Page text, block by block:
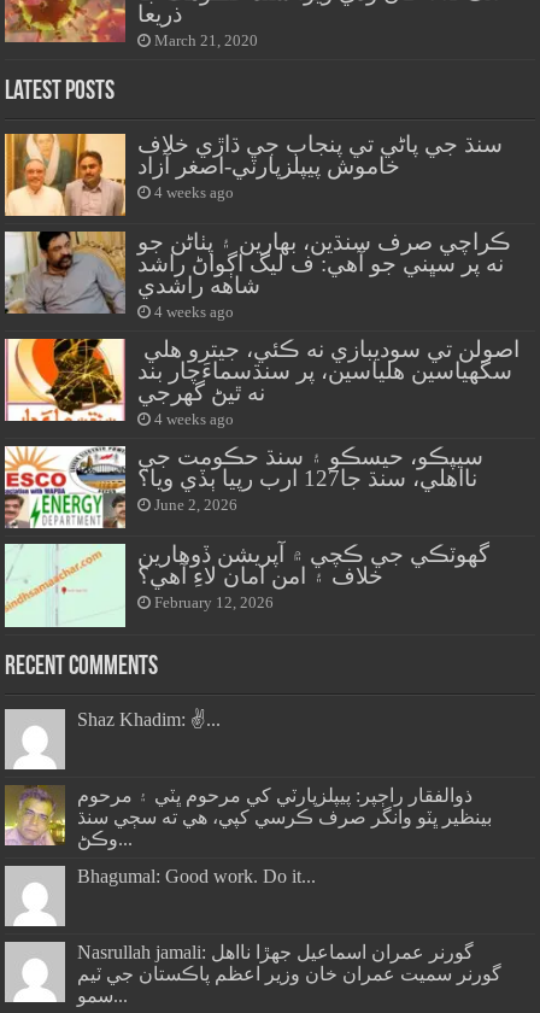
ذريعا
March 21, 2020
Latest Posts
سنڌ جي پاڻي تي پنجاب جي ڌاڙي خلاف
خاموش پيپلزپارٽي-اصغر آزاد
4 weeks ago
ڪراچي صرف سنڌين، بهارين ۽ پٺاڻن جو
نه پر سڀني جو آهي: ف ليگ اڳواڻ راشد
شاهه راشدي
4 weeks ago
سگهياسين هلياسين، پر سنڌسماءَچار بند
نه ٿيڻ گهرجي
4 weeks ago
سيپڪو، حيسڪو ۽ سنڌ حڪومت جي
نااهلي، سنڌ جا127 ارب رپيا ٻڏي ويا؟
June 2, 2026
گهوٽڪي جي ڪچي ۾ آپريشن ڏوهارين
خلاف ۽ امن امان لاءِ آهي؟
February 12, 2026
Recent Comments
Shaz Khadim: ✌️...
ذوالفقار راڄپر: پيپلزپارٽي کي مرحوم ڀٽي ۽ مرحوم
بينظير ڀٽو وانگر صرف ڪرسي کپي، هي ته سڄي سنڌ
وڪڻ...
Bhagumal: Good work. Do it...
Nasrullah jamali: گورنر عمران اسماعيل جھڙا نااهل
گورنر سميت عمران خان وزير اعظم پاڪستان جي ٽيم
سمو...